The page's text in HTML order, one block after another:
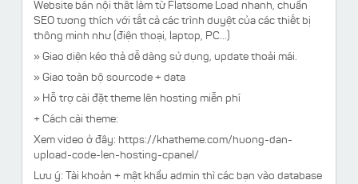
Website bán nội thất làm từ Flatsome Load nhanh, chuẩn
SEO tương thích với tất cả các trình duyệt của các thiết bị
thông minh như (điện thoại, laptop, PC...)
» Giao diện kéo thả dễ dàng sử dụng, update thoải mái.
» Giao toàn bộ sourcode + data
» Hỗ trợ cài đặt theme lên hosting miễn phí
+ Cách cài theme:
Xem video ở đây: https://khatheme.com/huong-dan-
upload-code-len-hosting-cpanel/
Lưu ý: Tài khoản + mật khẩu admin thì các bạn vào database